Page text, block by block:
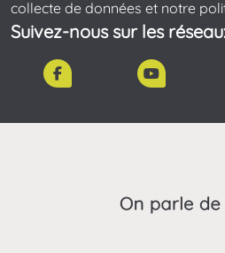
collecte de données et notre
Suivez-nous sur les